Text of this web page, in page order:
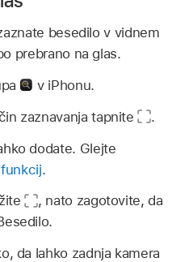
besedilo v vidnem
prebrano na glas.
v iPhonu.
zaznavanja tapnite
.
dodate. Glejte
.
, nato zagotovite, da
da lahko zadnja kamera